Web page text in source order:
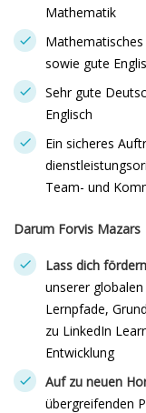
Mathematik
sowie gute
Sehr gute
Englisch
Ein sicheres
Team- und
Darum Forvis Mazars
Lass dich fördern
unserer
Lernpfade,
zu LinkedIn
Entwicklung
Auf zu neuen
übergreifenden